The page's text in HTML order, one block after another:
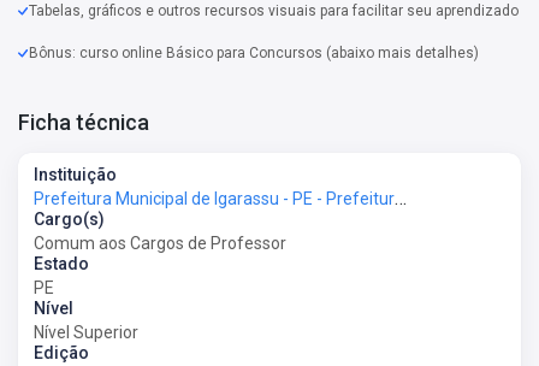
Tabelas, gráficos e outros recursos visuais para facilitar seu aprendizado
Bônus: curso online Básico para Concursos (abaixo mais detalhes)
Ficha técnica
Instituição
Prefeitura Municipal de Igarassu - PE - Prefeitura de Igarassu - PE
Cargo(s)
Comum aos Cargos de Professor
Estado
PE
Nível
Nível Superior
Edição